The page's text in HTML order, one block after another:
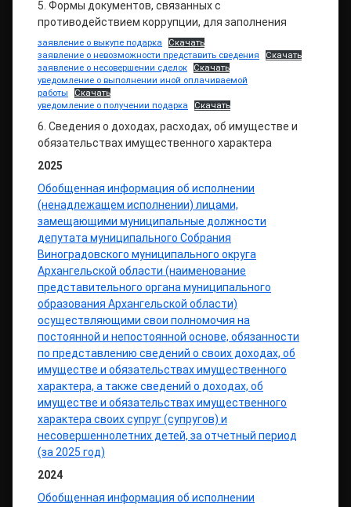
5. Формы документов, связанных с
противодействием коррупции, для заполнения
заявление о выкупе подарка
Скачать
заявление о невозможности представить сведения
Скачать
заявление о несовершении сделок
Скачать
уведомление о выполнении иной оплачиваемой
работы
Скачать
уведомление о получении подарка
Скачать
6. Сведения о доходах, расходах, об имуществе и
обязательствах имущественного характера
2025
Обобщенная информация об исполнении
(ненадлежащем исполнении) лицами,
замещающими муниципальные должности
депутата муниципального Собрания
Виноградовского муниципального округа
Архангельской области (наименование
представительного органа муниципального
образования Архангельской области)
осуществляющими свои полномочия на
постоянной и непостоянной основе, обязанности
по представлению сведений о своих доходах, об
имуществе и обязательствах имущественного
характера, а также сведений о доходах, об
имуществе и обязательствах имущественного
характера своих супруг (супругов) и
несовершеннолетних детей, за отчетный период
(за 2025 год)
2024
Обобщенная информация об исполнении